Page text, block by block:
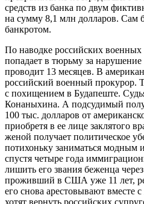
средств из банка по двум
на сумму 8,1 млн долларов. Сам
банкротом.
По наводке российских военных
попадает в тюрьму за
проводит 13 месяцев. В
российский военный прокурор.
с похищением в Будапеште.
Конаныхина. А подсудимый
100 тыс. долларов от
приобретя в ее лице заклятого
женой получает политическое
потихоньку заниматься модным
спустя четыре года
лишить его звания беженца
проживший в США уже 11 лет,
его снова арестовывают